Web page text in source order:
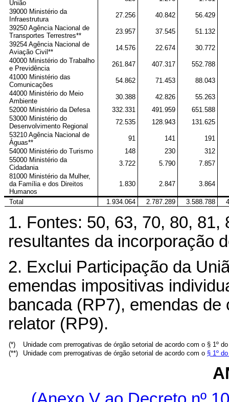
União
39000 Ministério da
Infraestrutura
27.256 40.842
56.429
39250 Agência Nacional de
Transportes Terrestres**
23.957 37.545
51.132
39254 Agência Nacional de
Aviação Civil**
14.576 22.674
30.772
40000 Ministério do Trabalho
e Previdência
261.847 407.317
552.788
41000 Ministério das
Comunicações
54.862 71.453
88.043
44000 Ministério do Meio
Ambiente
30.388 42.826
55.263
52000 Ministério da Defesa
332.331 491.959
651.588
53000 Ministério do
Desenvolvimento Regional
72.535 128.943
131.625
53210 Agência Nacional de
Águas**
91 141
191
54000 Ministério do Turismo
148 230
312
55000 Ministério da
Cidadania
3.722 5.790
7.857
81000 Ministério da Mulher,
da Família e dos Direitos
Humanos
1.830 2.847 3.864
Total 1.934.064 2.787.289 3.588.788
1. Fontes: 50, 63, 70, 80,
resultantes da incorporação
2. Exclui Participação da
emendas impositivas
bancada (RP7), emendas
relator (RP9).
(*)
Unidade com prerrogativas de órgão setorial de acordo com o § 1º
(**)
Unidade com prerrogativas de órgão setorial de acordo com o § 1º